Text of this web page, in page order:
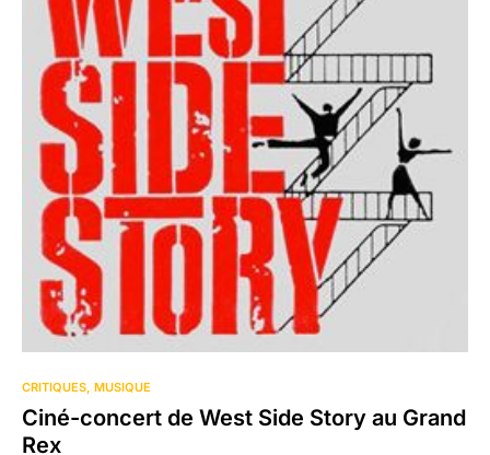
CRITIQUES MUSIQUE
Ciné-concert de West Side Story au Grand
Rex